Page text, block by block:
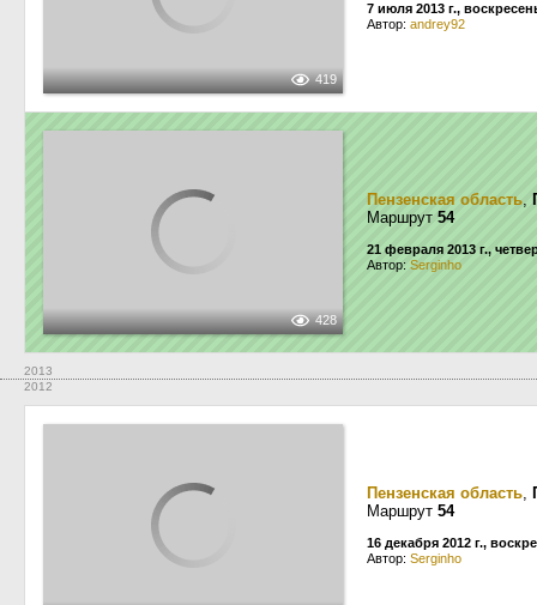
419
7 июля 2013 г.,
Автор: andrey92
428
Пензенская область,
Маршрут 54
21 февраля 2013 г.,
Автор: Serginho
2013
2012
Пензенская область,
Маршрут 54
16 декабря 2012 г.,
Автор: Serginho